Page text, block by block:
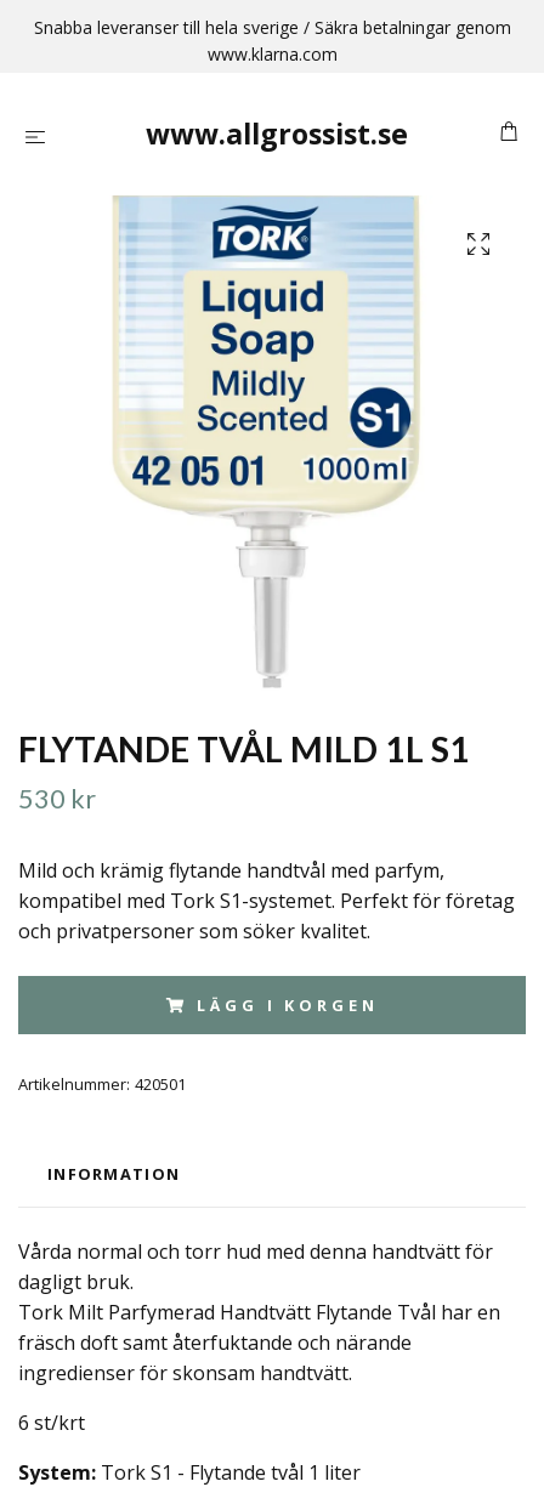
Snabba leveranser till hela sverige / Säkra betalningar genom
www.klarna.com
www.allgrossist.se
FLYTANDE TVÅL MILD 1L S1
530 kr
Mild och krämig flytande handtvål med parfym,
kompatibel med Tork S1-systemet. Perfekt för företag
och privatpersoner som söker kvalitet.
LÄGG I KORGEN
Artikelnummer: 420501
INFORMATION
Vårda normal och torr hud med denna handtvätt för
dagligt bruk.
Tork Milt Parfymerad Handtvätt Flytande Tvål har en
fräsch doft samt återfuktande och närande
ingredienser för skonsam handtvätt.
6 st/krt
System: Tork S1 - Flytande tvål 1 liter